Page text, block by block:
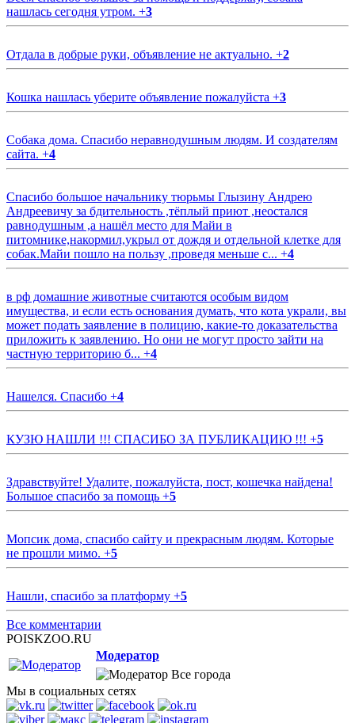
нашлась сегодня утром. +3
Отдала в добрые руки, объявление не актуально. +2
Кошка нашлась уберите объявление пожалуйста +3
Собака дома. Спасибо неравнодушным людям. И создателям
сайта. +4
Спасибо большое начальнику тюрьмы Глызину Андрею
Андреевичу за бдительность ,тёплый приют ,неостался
равнодушным ,а нашёл место для Майи в
питомнике,накормил,укрыл от дождя и отдельной клетке для
собак.Майи пошло на пользу ,проведя меньше с... +4
в рф домашние животные считаются особым видом
имущества, и если есть основания думать, что кота украли, вы
может подать заявление в полицию, какие-то доказательства
приложить к заявлению. Но они не могут просто зайти на
частную территорию б... +4
Нашелся. Спасибо +4
КУЗЮ НАШЛИ !!! СПАСИБО ЗА ПУБЛИКАЦИЮ !!! +5
Здравствуйте! Удалите, пожалуйста, пост, кошечка найдена!
Большое спасибо за помощь +5
Мопсик дома, спасибо сайту и прекрасным людям. Которые
не прошли мимо. +5
Нашли, спасибо за платформу +5
Все комментарии
POISKZOO.RU
Модератор
Все города
Мы в социальных сетях